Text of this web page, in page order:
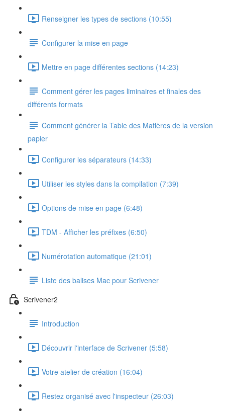
Renseigner les types de sections (10:55)
Configurer la mise en page
Mettre en page différentes sections (14:23)
Comment gérer les pages liminaires et finales des
différents formats
Comment générer la Table des Matières de la version
papier
Configurer les séparateurs (14:33)
Utiliser les styles dans la compilation (7:39)
Options de mise en page (6:48)
TDM - Afficher les préfixes (6:50)
Numérotation automatique (21:01)
Liste des balises Mac pour Scrivener
Scrivener2
Introduction
Découvrir l'interface de Scrivener (5:58)
Votre atelier de création (16:04)
Restez organisé avec l'inspecteur (26:03)